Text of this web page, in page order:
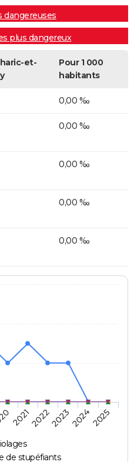
dangereuses
plus dangereux
et-
Pour 1 000
habitants
0,00 ‰
0,00 ‰
0,00 ‰
0,00 ‰
0,00 ‰
de stupéfiants
20212022202320242025